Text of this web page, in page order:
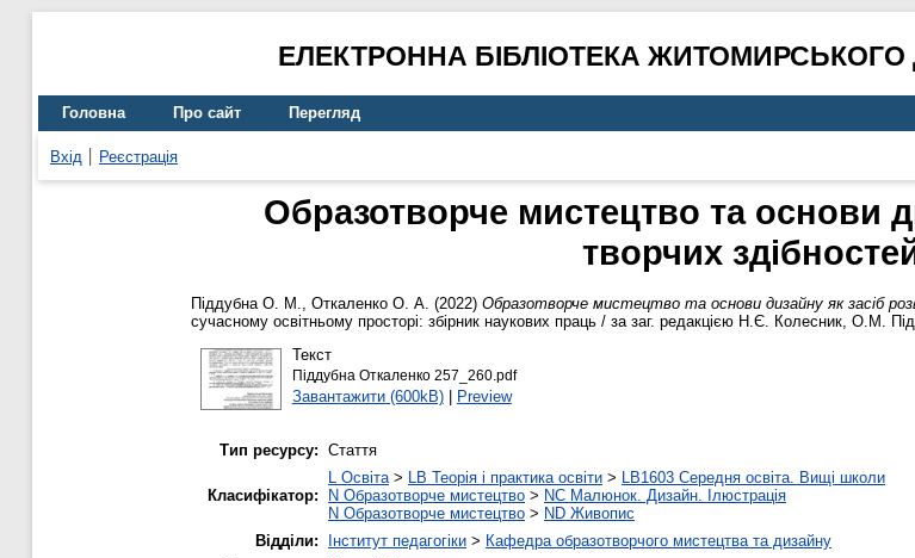
ЕЛЕКТРОННА БІБЛІОТЕКА
Головна Про сайт Перегляд
Вхід Реєстрація
Образотворче мистецтво та основи
творчих
Піддубна О. М., Откаленко О. А. (2022) Образотворче мистецтво та основи дизайну як засіб
сучасному освітньому просторі: збірник наукових праць / за заг. редакцією Н.Є. Колесник, О.М.
Текст
Піддубна Откаленко 257_260.pdf
Завантажити (600kB)| Preview
Тип ресурсу: Стаття
Класифікатор:
L Освіта> LB Теорія і практика освіти > LB1603 Середня освіта. Вищі школи
N Образотворче мистецтво > NC Малюнок. Дизайн. Ілюстрація
N Образотворче мистецтво > ND Живопис
Відділи:
Інститут педагогіки > Кафедра образотворчого мистецтва та дизайну